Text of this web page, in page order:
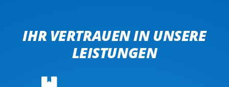
IHR VERTRAUEN IN UNSERE
LEISTUNGEN